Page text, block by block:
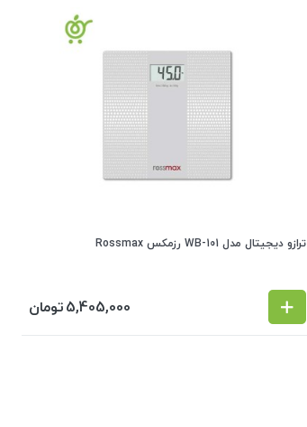
ترازو دیجیتال مدل WB-101 رزمکس Rossmax
5,405,000تومان